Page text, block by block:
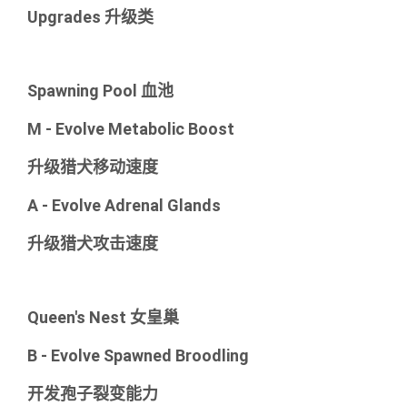
Upgrades 升级类
Spawning Pool 血池
M - Evolve Metabolic Boost
升级猎犬移动速度
A - Evolve Adrenal Glands
升级猎犬攻击速度
Queen's Nest 女皇巢
B - Evolve Spawned Broodling
开发孢子裂变能力